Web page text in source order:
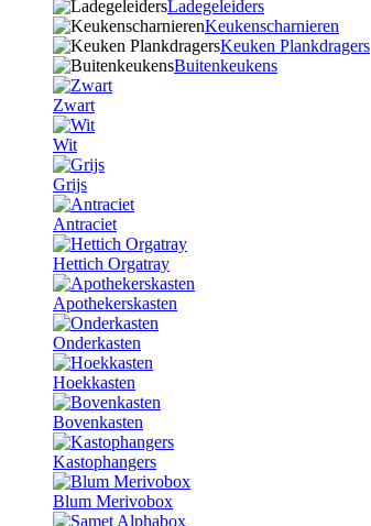
Ladegeleiders
Keukenscharnieren
Keuken Plankdragers
Buitenkeukens
Zwart
Wit
Grijs
Antraciet
Hettich Orgatray
Apothekerskasten
Onderkasten
Hoekkasten
Bovenkasten
Kastophangers
Blum Merivobox